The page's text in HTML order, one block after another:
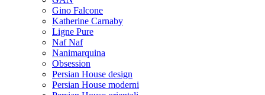
Gino Falcone
Katherine Carnaby
Ligne Pure
Naf Naf
Nanimarquina
Obsession
Persian House design
Persian House moderni